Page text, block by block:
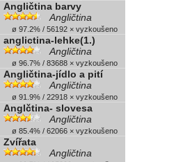
Angličtina barvy
Angličtina
ø 97.2% / 56192 × vyzkoušeno
anglictina-lehke(1.)
Angličtina
ø 96.7% / 83688 × vyzkoušeno
Angličtina-jídlo a pití
Angličtina
ø 91.9% / 22918 × vyzkoušeno
Anglčtina- slovesa
Angličtina
ø 85.4% / 62066 × vyzkoušeno
Zvířata
Angličtina